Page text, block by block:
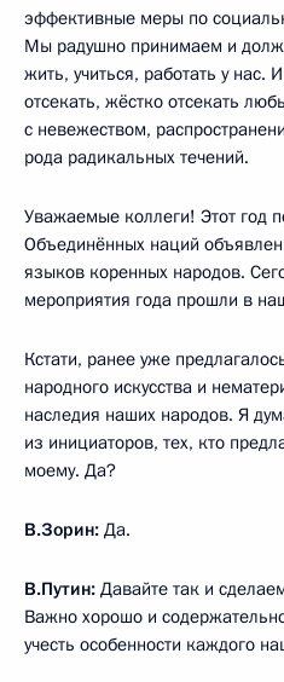
эффективные меры по
Мы радушно принимаем и
жить, учиться, работать у
отсекать, жёстко отсекать
с невежеством,
рода радикальных течений.
Уважаемые коллеги! Этот год
Объединённых наций
языков коренных народов.
мероприятия года прошли в
Кстати, ранее уже
народного искусства и
наследия наших народов. Я
из инициаторов, тех, кто
моему. Да?
В.Зорин: Да.
В.Путин: Давайте так и
Важно хорошо и
учесть особенности каждого